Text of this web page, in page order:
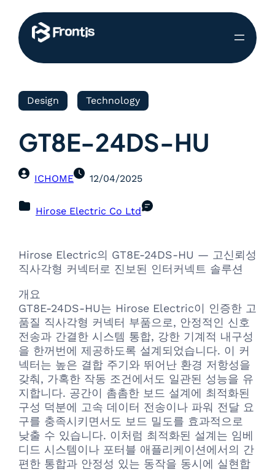
Design Technology
GT8E-24DS-HU
ICHOME 12/04/2025
Hirose Electric Co Ltd
Hirose Electric의 GT8E-24DS-HU — 고신뢰성
직사각형 커넥터로 진보된 인터커넥트 솔루션
개요
GT8E-24DS-HU는 Hirose Electric이 인증한 고
품질 직사각형 커넥터 부품으로, 안정적인 신호
전송과 간결한 시스템 통합, 강한 기계적 내구성
을 한꺼번에 제공하도록 설계되었습니다. 이 커
넥터는 높은 결합 주기와 뛰어난 환경 저항성을
갖춰, 가혹한 작동 조건에서도 일관된 성능을 유
지합니다. 공간이 촘촘한 보드 설계에 최적화된
구성 덕분에 고속 데이터 전송이나 파워 전달 요
구를 충족시키면서도 보드 밀도를 효과적으로
낮출 수 있습니다. 이처럼 최적화된 설계는 임베
디드 시스템이나 포터블 애플리케이션에서의 간
편한 통합과 안정성 있는 동작을 동시에 실현합